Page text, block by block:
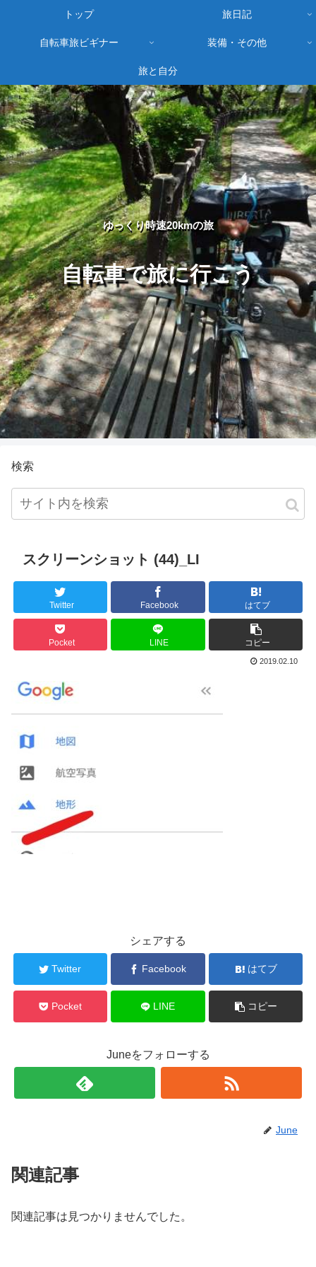
ゆっくり時速20kmの旅
自転車で旅に行こう
トップ 旅日記
自転車旅ビギナー 装備・その他
旅と自分
検索
スクリーンショット (44)_LI
Twitter Facebook はてブ
Pocket LINE コピー
2019.02.10
シェアする
Twitter Facebook はてブ
Pocket LINE コピー
Juneをフォローする
June
関連記事
関連記事は見つかりませんでした。